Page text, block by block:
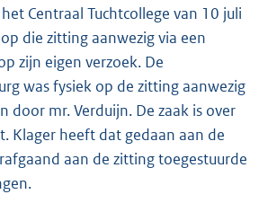
Centraal Tuchtcollege van 10 juli
die zitting aanwezig via een
zijn eigen verzoek. De
was fysiek op de zitting aanwezig
door mr. Verduijn. De zaak is over
Klager heeft dat gedaan aan de
aan de zitting toegestuurde